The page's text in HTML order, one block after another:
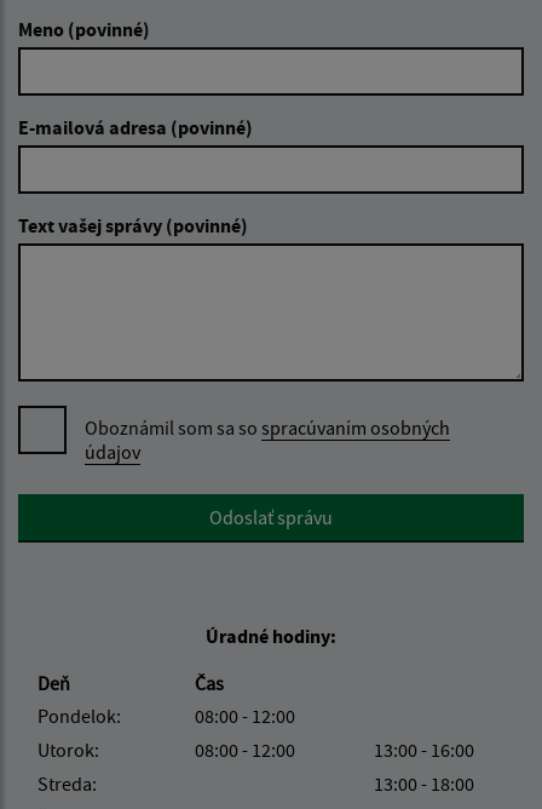
Meno (povinné)
E-mailová adresa (povinné)
Text vašej správy (povinné)
Oboznámil som sa so spracúvaním osobných
údajov
Google reCaptcha ResponseOdoslať správu
Úradné hodiny:
Deň
Čas
Pondelok:
08:00 - 12:00
Utorok:
08:00 - 12:00
13:00 - 16:00
Streda:
13:00 - 18:00